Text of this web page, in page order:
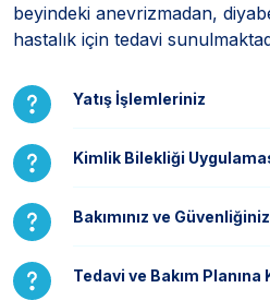
beyindeki anevrizmadan,
hastalık için tedavi
Yatış İşlemleriniz
Kimlik Bilekliği
Bakımınız ve Güvenliğiniz
Tedavi ve Bakım Planına